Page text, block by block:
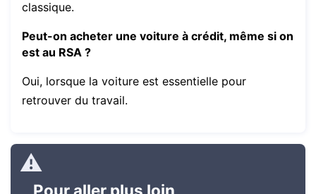
classique.
Peut-on acheter une voiture à crédit, même si on
est au RSA ?
Oui, lorsque la voiture est essentielle pour
retrouver du travail.